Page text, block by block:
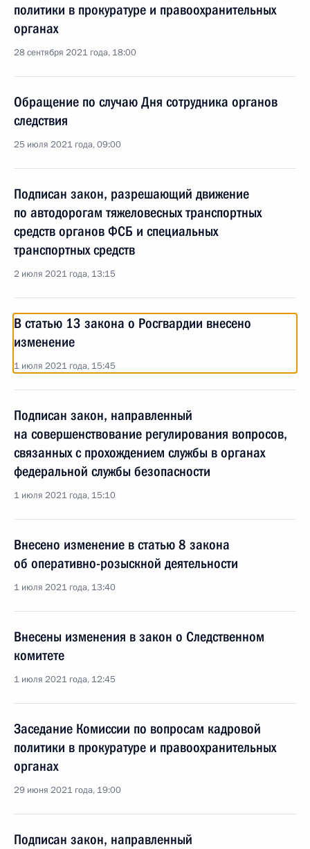
политики в прокуратуре и правоохранительных
органах
28 сентября 2021 года, 18:00
Обращение по случаю Дня сотрудника органов
следствия
25 июля 2021 года, 09:00
Подписан закон, разрешающий движение
по автодорогам тяжеловесных транспортных
средств органов ФСБ и специальных
транспортных средств
2 июля 2021 года, 13:15
В статью 13 закона о Росгвардии внесено
изменение
1 июля 2021 года, 15:45
Подписан закон, направленный
на совершенствование регулирования вопросов,
связанных с прохождением службы в органах
федеральной службы безопасности
1 июля 2021 года, 15:10
Внесено изменение в статью 8 закона
об оперативно-розыскной деятельности
1 июля 2021 года, 13:40
Внесены изменения в закон о Следственном
комитете
1 июля 2021 года, 12:45
Заседание Комиссии по вопросам кадровой
политики в прокуратуре и правоохранительных
органах
29 июня 2021 года, 19:00
Подписан закон, направленный